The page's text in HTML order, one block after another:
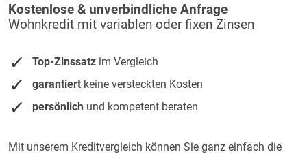
Kostenlose & unverbindliche Anfrage
Wohnkredit mit variablen oder fixen Zinsen
Top-Zinssatz im Vergleich
garantiert keine versteckten Kosten
persönlich und kompetent beraten
Mit unserem Kreditvergleich können Sie ganz einfach die